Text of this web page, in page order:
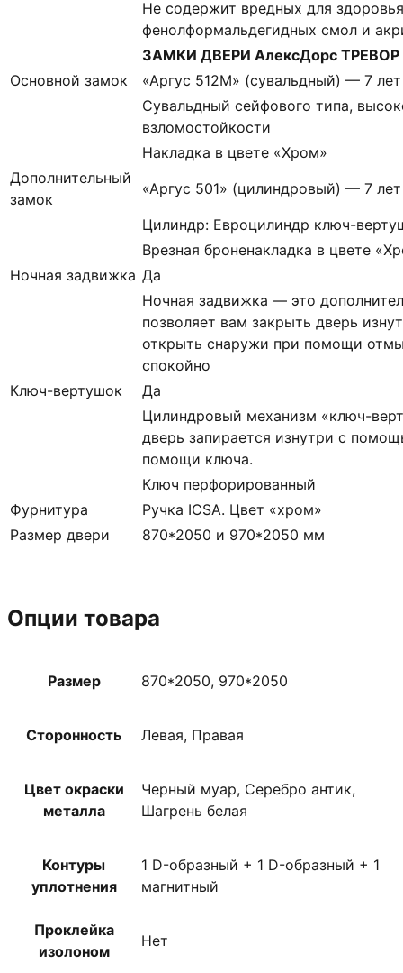
Не содержит вредных для
фенолформальдегидных смол и
ЗАМКИ ДВЕРИ АлексДорс ТРЕВОР
Основной замок
«Аргус 512М» (сувальдный) — 7 лет
Сувальдный сейфового типа,
взломостойкости
Накладка в цвете «Хром»
Дополнительный
замок
«Аргус 501» (цилиндровый) — 7 лет
Цилиндр: Евроцилиндр ключ-
Врезная броненакладка в цвете
Ночная задвижка Да
Ночная задвижка — это
позволяет вам закрыть дверь
открыть снаружи при помощи
спокойно
Ключ-вертушок
Да
Цилиндровый механизм «ключ-
дверь запирается изнутри с
помощи ключа.
Ключ перфорированный
Фурнитура
Ручка ICSA. Цвет «хром»
Размер двери
870*2050 и 970*2050 мм
Опции товара
Размер 870*2050, 970*2050
Сторонность Левая, Правая
Цвет окраски
металла
Черный муар, Серебро антик,
Шагрень белая
Контуры
уплотнения
1 D-образный + 1 D-образный + 1
магнитный
Проклейка
изолоном
Нет